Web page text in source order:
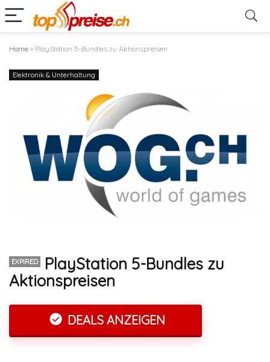
Home » PlayStation 5-Bundles zu Aktionspreisen
Elektronik & Unterhaltung
EXPIRED
PlayStation 5-Bundles zu
Aktionspreisen
DEALS ANZEIGEN